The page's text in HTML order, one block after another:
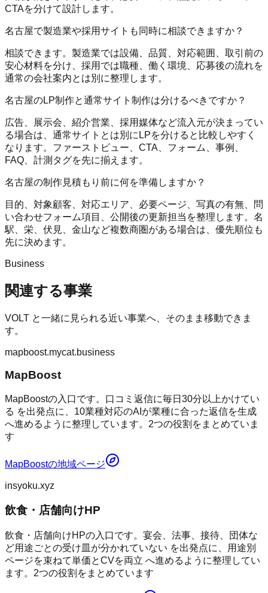
CTAを分けて設計します。
名古屋で製造業や採用サイトも同時に相談できますか？
相談できます。製造業では設備、品質、対応範囲、取引前の
安心材料を分け、採用では職種、働く環境、応募後の流れを
通常の会社案内とは別に整理します。
名古屋のLP制作と通常サイト制作は分けるべきですか？
広告、展示会、紹介営業、採用媒体など流入元が決まってい
る場合は、通常サイトとは別にLPを分けると比較しやすく
なります。ファーストビュー、CTA、フォーム、事例、
FAQ、計測タグを先に揃えます。
名古屋の制作見積もり前に何を準備しますか？
目的、対象顧客、対応エリア、必要ページ、写真の有無、問
い合わせフォーム項目、公開後の更新担当を整理します。名
駅、栄、伏見、金山など複数商圏がある場合は、優先順位も
先に決めます。
Business
関連する事業
VOLT と一緒に見られる近い事業へ、そのまま移動できま
す。
mapboost.mycat.business
MapBoost
MapBoostの入口です。口コミ返信に毎日30分以上かけてい
る を出発点に、10業種対応のAIが業種に合った返信を生成
へ進めるように整理しています。2つの役割をまとめていま
す
MapBoostの地域ページ
insyoku.xyz
飲食・店舗向けHP
飲食・店舗向けHPの入口です。宴会、法事、接待、団体な
ど用途ごとの受け皿が分かれていない を出発点に、用途別
ページを束ねて単価とCVを両立 へ進めるように整理してい
ます。2つの役割をまとめています